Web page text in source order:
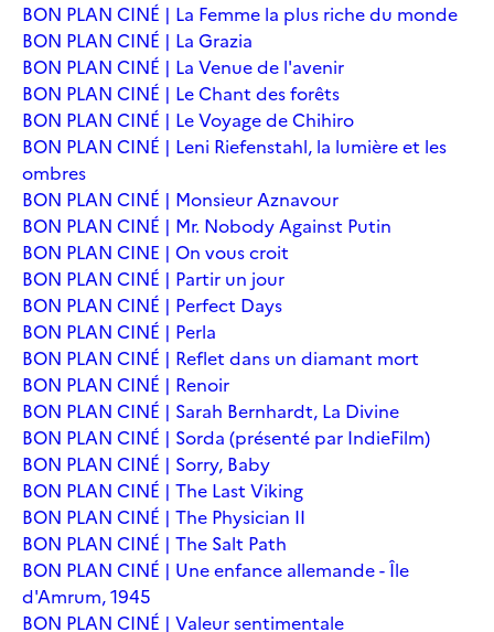
BON PLAN CINÉ | La Femme la plus riche du monde
BON PLAN CINÉ | La Grazia
BON PLAN CINÉ | La Venue de l'avenir
BON PLAN CINÉ | Le Chant des forêts
BON PLAN CINÉ | Le Voyage de Chihiro
BON PLAN CINÉ | Leni Riefenstahl, la lumière et les
ombres
BON PLAN CINÉ | Monsieur Aznavour
BON PLAN CINÉ | Mr. Nobody Against Putin
BON PLAN CINE | On vous croit
BON PLAN CINÉ | Partir un jour
BON PLAN CINÉ | Perfect Days
BON PLAN CINÉ | Perla
BON PLAN CINÉ | Reflet dans un diamant mort
BON PLAN CINÉ | Renoir
BON PLAN CINÉ | Sarah Bernhardt, La Divine
BON PLAN CINÉ | Sorda (présenté par IndieFilm)
BON PLAN CINÉ | Sorry, Baby
BON PLAN CINÉ | The Last Viking
BON PLAN CINÉ | The Physician II
BON PLAN CINÉ | The Salt Path
BON PLAN CINÉ | Une enfance allemande - Île
d'Amrum, 1945
BON PLAN CINÉ | Valeur sentimentale